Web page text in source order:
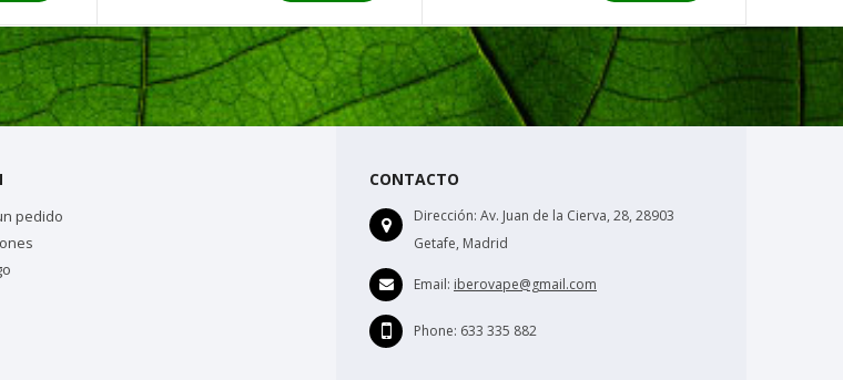
pedido
CONTACTO
Dirección: Av. Juan de la Cierva, 28, 28903
Getafe, Madrid
Email: iberovape@gmail.com
Phone: 633 335 882